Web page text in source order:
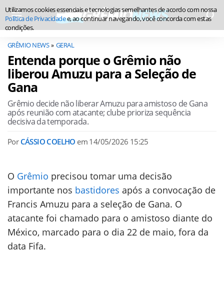
GRÊMIO NEWS GERAL
Entenda porque o Grêmio não
liberou Amuzu para a Seleção de
Gana
Grêmio decide não liberar Amuzu para amistoso de Gana
após reunião com atacante; clube prioriza sequência
decisiva da temporada.
Por CÁSSIO COELHO em 14/05/2026 15:25
O Grêmio precisou tomar uma decisão
importante nos bastidores após a convocação de
Francis Amuzu para a seleção de Gana. O
atacante foi chamado para o amistoso diante do
México, marcado para o dia 22 de maio, fora da
data Fifa.
Utilizamos cookies essenciais e tecnologias semelhantes de acordo com nossa
Política de Privacidadee, ao continuar navegando, você concorda com estas
condições.